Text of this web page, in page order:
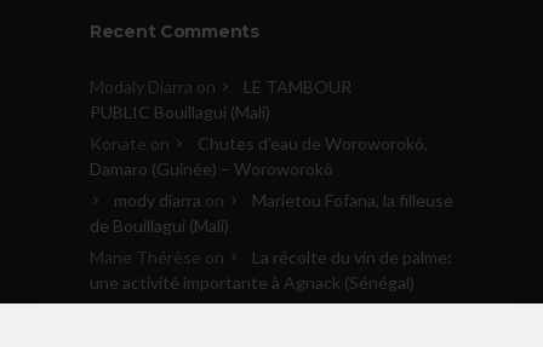
Recent Comments
Modaly Diarra on
LE TAMBOUR
PUBLIC Bouillagui (Mali)
Konate on
Chutes d’eau de Woroworokô,
Damaro (Guinée) – Woroworokô
mody diarra on
Marietou Fofana, la filleuse
de Bouillagui (Mali)
Mane Thérèse on
La récolte du vin de palme:
une activité importante à Agnack (Sénégal)